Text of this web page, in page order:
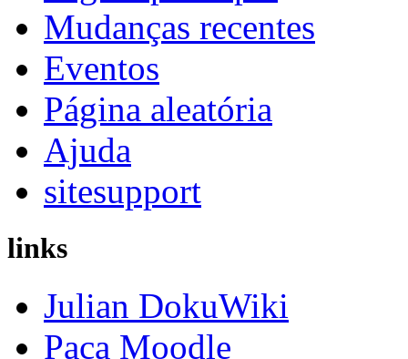
Mudanças recentes
Eventos
Página aleatória
Ajuda
sitesupport
links
Julian DokuWiki
Paca Moodle